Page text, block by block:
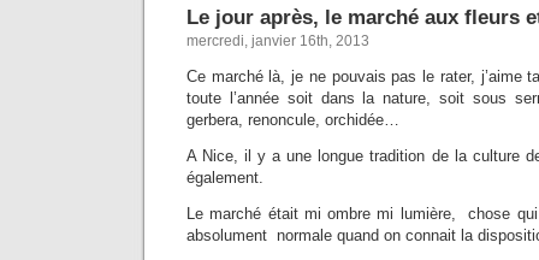
Le jour après, le marché aux fleurs
mercredi, janvier 16th, 2013
Ce marché là, je ne pouvais pas le rater, j’aime
toute l’année soit dans la nature, soit sous
gerbera, renoncule, orchidée…
A Nice, il y a une longue tradition de la culture
également.
Le marché était mi ombre mi lumière, chose
absolument normale quand on connait la